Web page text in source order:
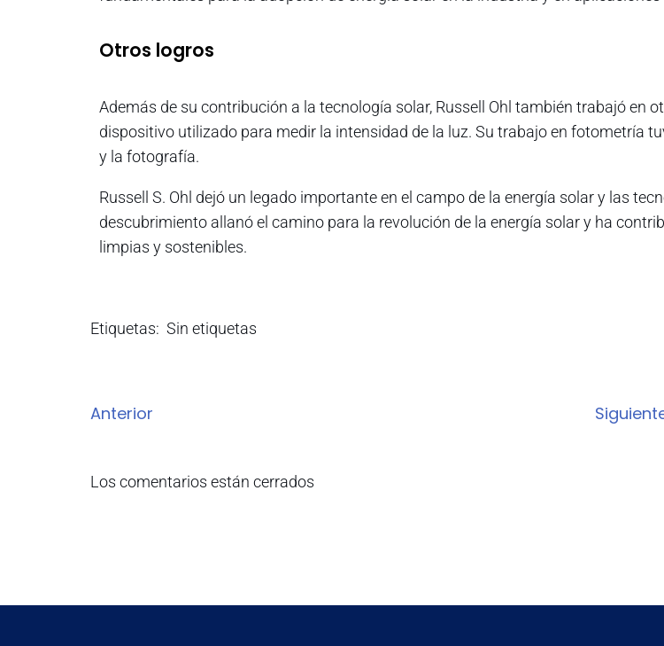
Otros logros
Además de su contribución a la tecnología solar, Russell Ohl también trabajó en
dispositivo utilizado para medir la intensidad de la luz. Su trabajo en fotometría
y la fotografía.
Russell S. Ohl dejó un legado importante en el campo de la energía solar y las
descubrimiento allanó el camino para la revolución de la energía solar y ha
limpias y sostenibles.
Etiquetas: Sin etiquetas
Anterior
Los comentarios están cerrados